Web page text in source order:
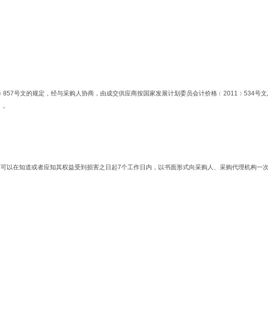
号文的规定，经与采购人协商，由成交供应商按国家发展计划委员会计价格﹝2011﹞534号
以在知道或者应知其权益受到损害之日起7个工作日内，以书面形式向采购人、采购代理机构